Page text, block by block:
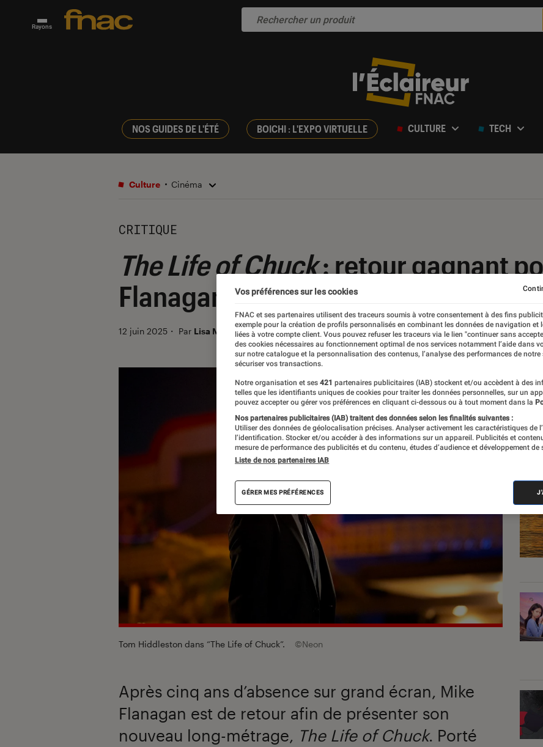
Rayons
NOS GUIDES DE L'ÉTÉ BOICHI : L'EXPO VIRTUELLE CULTURE TECH
Culture Cinéma
CRITIQUE
The Life of Chuck: retour gagnant
Flanagan au cinéma ?
12 juin 2025 ・ Par Lisa Muratore
Tom Hiddleston dans “The Life of Chuck”. ©Neon
Après cinq ans d’absence sur grand écran, Mike
Flanagan est de retour afin de présenter son
nouveau long-métrage, The Life of Chuck. Porté
Vos préférences sur les cookies
FNAC et ses partenaires utilisent des traceurs soumis à votre consentement à des fins
exemple pour la création de profils personnalisés en combinant les données de navigation et
liées à votre compte client. Vous pouvez refuser les traceurs via le lien "continuer sans
des cookies nécessaires au fonctionnement optimal de nos services notamment l’aide dans
sur notre catalogue et la personnalisation des contenus, l’analyse des performances de notre
sécuriser vos transactions.
Notre organisation et ses 421 partenaires publicitaires (IAB) stockent et/ou accèdent à des
telles que les identifiants uniques de cookies pour traiter les données personnelles, sur un
pouvez accepter ou gérer vos préférences en cliquant ci-dessous ou à tout moment dans la
Nos partenaires publicitaires (IAB) traitent des données selon les finalités suivantes :
Utiliser des données de géolocalisation précises. Analyser activement les caractéristiques de
l’identification. Stocker et/ou accéder à des informations sur un appareil. Publicités et
mesure de performance des publicités et du contenu, études d’audience et développement de
Liste de nos partenaires IAB
GÉRER MES PRÉFÉRENCES